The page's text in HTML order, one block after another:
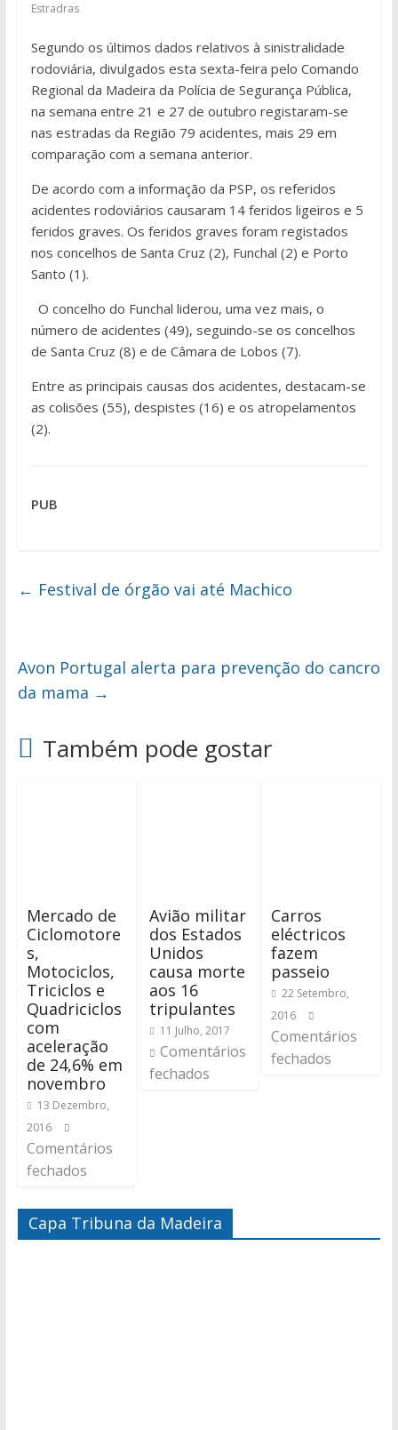
Estradras
Segundo os últimos dados relativos à sinistralidade
rodoviária, divulgados esta sexta-feira pelo Comando
Regional da Madeira da Polícia de Segurança Pública,
na semana entre 21 e 27 de outubro registaram-se
nas estradas da Região 79 acidentes, mais 29 em
comparação com a semana anterior.
De acordo com a informação da PSP, os referidos
acidentes rodoviários causaram 14 feridos ligeiros e 5
feridos graves. Os feridos graves foram registados
nos concelhos de Santa Cruz (2), Funchal (2) e Porto
Santo (1).
O concelho do Funchal liderou, uma vez mais, o
número de acidentes (49), seguindo-se os concelhos
de Santa Cruz (8) e de Câmara de Lobos (7).
Entre as principais causas dos acidentes, destacam-se
as colisões (55), despistes (16) e os atropelamentos
(2).
PUB
← Festival de órgão vai até Machico
Avon Portugal alerta para prevenção do cancro
da mama →
Também pode gostar
Mercado de
Ciclomotore
s,
Motociclos,
Triciclos e
Quadriciclos
com
aceleração
de 24,6% em
novembro
13 Dezembro,
2016
Comentários
fechados
Avião militar
dos Estados
Unidos
causa morte
aos 16
tripulantes
11 Julho, 2017
Comentários
fechados
Carros
eléctricos
fazem
passeio
22 Setembro,
2016
Comentários
fechados
Capa Tribuna da Madeira